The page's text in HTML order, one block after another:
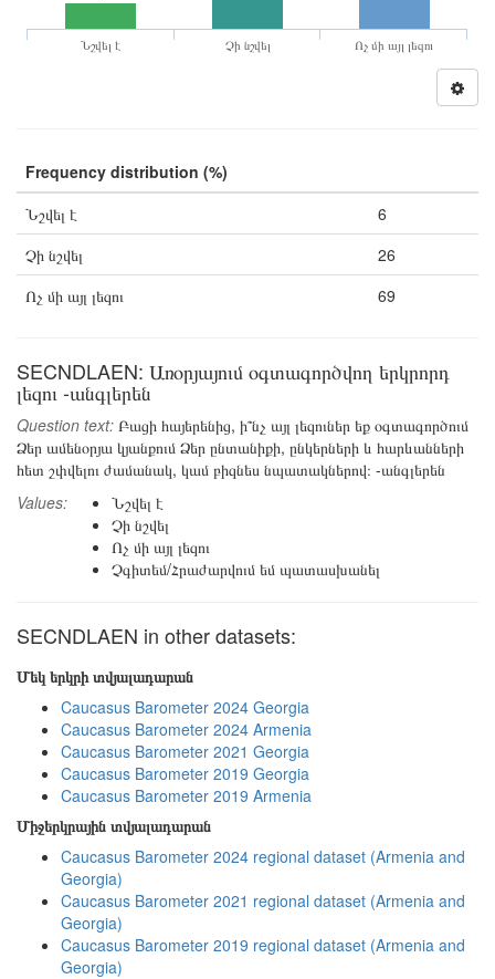
Նշվել է Չի նշվել Ոչ մի այլ լեզու
Frequency distribution (%)
Նշվել է
6
Չի նշվել
26
Ոչ մի այլ լեզու
69
SECNDLAEN: Առօրյայում օգտագործվող երկրորդ
լեզու -անգլերեն
Question text: Բացի հայերենից, ի՞նչ այլ լեզուներ եք օգտագործում
Ձեր ամենօրյա կյանքում Ձեր ընտանիքի, ընկերների և հարևանների
հետ շփվելու ժամանակ, կամ բիզնես նպատակներով։ -անգլերեն
Values:
Նշվել է
Չի նշվել
Ոչ մի այլ լեզու
Չգիտեմ/Հրաժարվում եմ պատասխանել
SECNDLAEN in other datasets:
Մեկ երկրի տվյալադարան
Caucasus Barometer 2024 Georgia
Caucasus Barometer 2024 Armenia
Caucasus Barometer 2021 Georgia
Caucasus Barometer 2019 Georgia
Caucasus Barometer 2019 Armenia
Միջերկրային տվյալադարան
Caucasus Barometer 2024 regional dataset (Armenia and
Georgia)
Caucasus Barometer 2021 regional dataset (Armenia and
Georgia)
Caucasus Barometer 2019 regional dataset (Armenia and
Georgia)